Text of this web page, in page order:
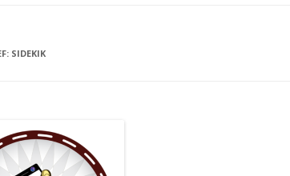
SIDEKIK